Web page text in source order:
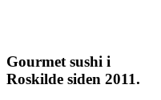
Gourmet sushi i
Roskilde siden 2011.